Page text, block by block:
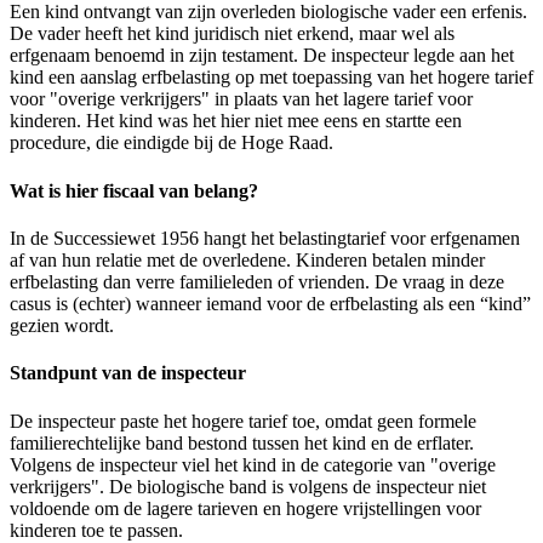
Een kind ontvangt van zijn overleden biologische vader een erfenis.
De vader heeft het kind juridisch niet erkend, maar wel als
erfgenaam benoemd in zijn testament. De inspecteur legde aan het
kind een aanslag erfbelasting op met toepassing van het hogere tarief
voor "overige verkrijgers" in plaats van het lagere tarief voor
kinderen. Het kind was het hier niet mee eens en startte een
procedure, die eindigde bij de Hoge Raad.
Wat is hier fiscaal van belang?
In de Successiewet 1956 hangt het belastingtarief voor erfgenamen
af van hun relatie met de overledene. Kinderen betalen minder
erfbelasting dan verre familieleden of vrienden. De vraag in deze
casus is (echter) wanneer iemand voor de erfbelasting als een “kind”
gezien wordt.
Standpunt van de inspecteur
De inspecteur paste het hogere tarief toe, omdat geen formele
familierechtelijke band bestond tussen het kind en de erflater.
Volgens de inspecteur viel het kind in de categorie van "overige
verkrijgers". De biologische band is volgens de inspecteur niet
voldoende om de lagere tarieven en hogere vrijstellingen voor
kinderen toe te passen.